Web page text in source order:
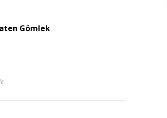
Gömlek